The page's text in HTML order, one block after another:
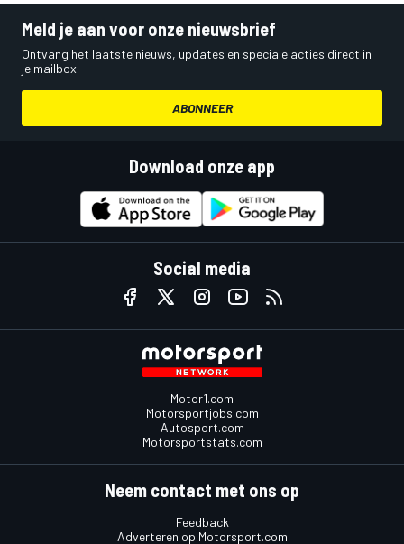
Meld je aan voor onze nieuwsbrief
Ontvang het laatste nieuws, updates en speciale acties direct in
je mailbox.
ABONNEER
Download onze app
Social media
Motor1.com
Motorsportjobs.com
Autosport.com
Motorsportstats.com
Neem contact met ons op
Feedback
Adverteren op Motorsport.com